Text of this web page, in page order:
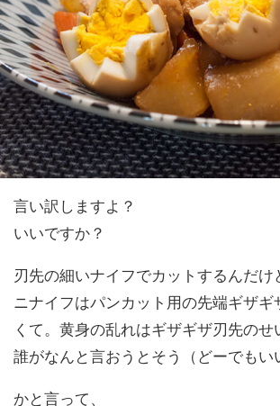
言い訳しますよ？
いいですか？
刃先の細いナイフでカットするんだけ
ニナイフはパンカット用の先端ギザギ
くて。黄身の乱れはギザギザ刃先のせ
誰がなんと言おうとそう（どーでもい
かと言って、